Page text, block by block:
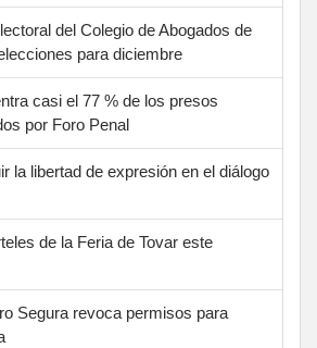
del Colegio de Abogados de
para diciembre
casi el 77 % de los presos
por Foro Penal
la libertad de expresión en el diálogo
de la Feria de Tovar este
Segura revoca permisos para